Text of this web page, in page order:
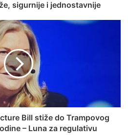
sigurnije i jednostavnije
Bill stiže do Trampovog
– Luna za regulativu